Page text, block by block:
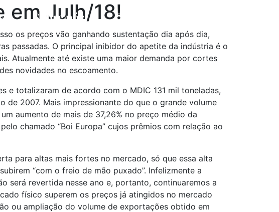
Sobre nós Contato
em Julh/18!
os preços vão ganhando sustentação dia após dia,
passadas. O principal inibidor do apetite da indústria é o
Atualmente até existe uma maior demanda por cortes
novidades no escoamento.
totalizaram de acordo com o MDIC 131 mil toneladas,
de 2007. Mais impressionante do que o grande volume
aumento de mais de 37,26% no preço médio da
chamado “Boi Europa” cujos prêmios com relação ao
para altas mais fortes no mercado, só que essa alta
“com o freio de mão puxado”. Infelizmente a
será revertida nesse ano e, portanto, continuaremos a
físico superem os preços já atingidos no mercado
ou ampliação do volume de exportações obtido em